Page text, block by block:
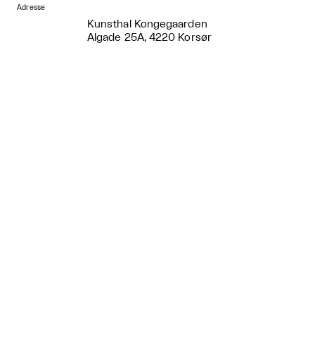
Adresse
Kunsthal Kongegaarden
Algade 25A, 4220 Korsør